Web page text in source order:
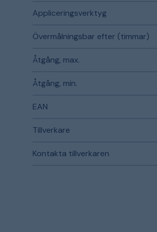
Appliceringsverktyg
Övermålningsbar efter (timmar)
Åtgång, max.
Åtgång, min.
EAN
Tillverkare
Kontakta tillverkaren